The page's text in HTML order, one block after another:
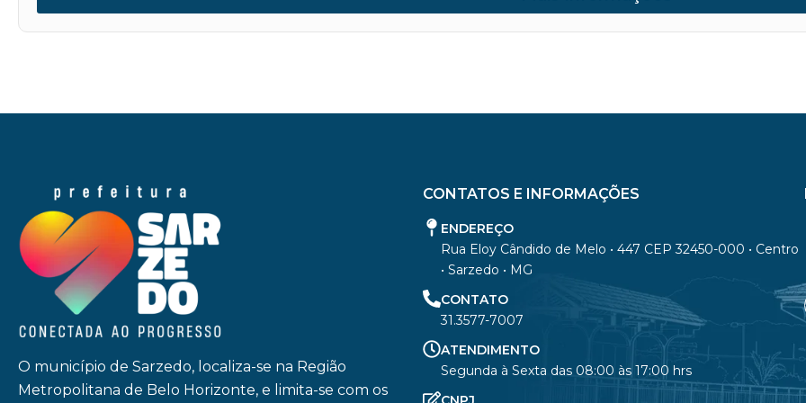
O município de Sarzedo, localiza-se na Região
Metropolitana de Belo Horizonte, e limita-se com os
CONTATOS E INFORMAÇÕES
ENDEREÇO
Rua Eloy Cândido de Melo • 447 CEP 32450-000 • Centro
• Sarzedo • MG
CONTATO
31.3577-7007
ATENDIMENTO
Segunda à Sexta das 08:00 às 17:00 hrs